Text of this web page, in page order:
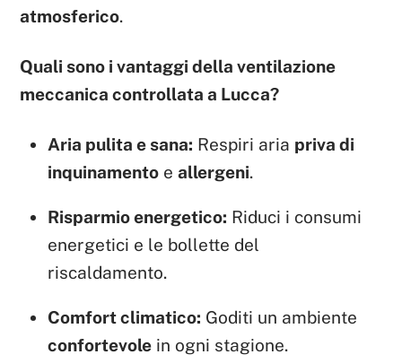
atmosferico.
Quali sono i vantaggi della ventilazione
meccanica controllata a Lucca?
Aria pulita e sana: Respiri aria priva di
inquinamento eallergeni.
Risparmio energetico: Riduci i consumi
energetici e le bollette del
riscaldamento.
Comfort climatico: Goditi un ambiente
confortevole in ogni stagione.